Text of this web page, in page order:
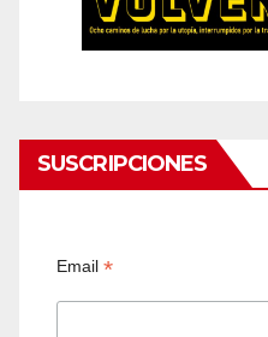
SUSCRIPCIONES
Email*